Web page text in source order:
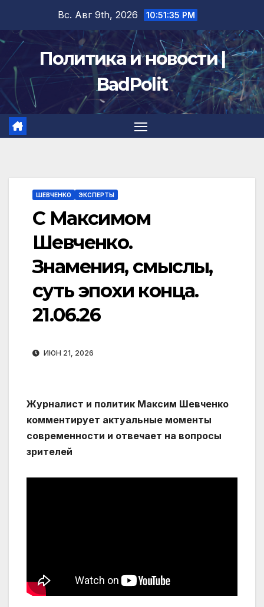
содержимому
Вс. Авг 9th, 2026 10:51:35 PM
Политика и новости |
BadPolit
ШЕВЧЕНКО ЭКСПЕРТЫ
С Максимом
Шевченко.
Знамения, смыслы,
суть эпохи конца.
21.06.26
ИЮН 21, 2026
Журналист и политик Максим Шевченко
комментирует актуальные моменты
современности и отвечает на вопросы
зрителей